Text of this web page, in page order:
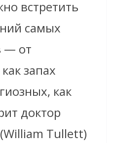
встретить
самых
— от
запах
как
доктор
Tullett)